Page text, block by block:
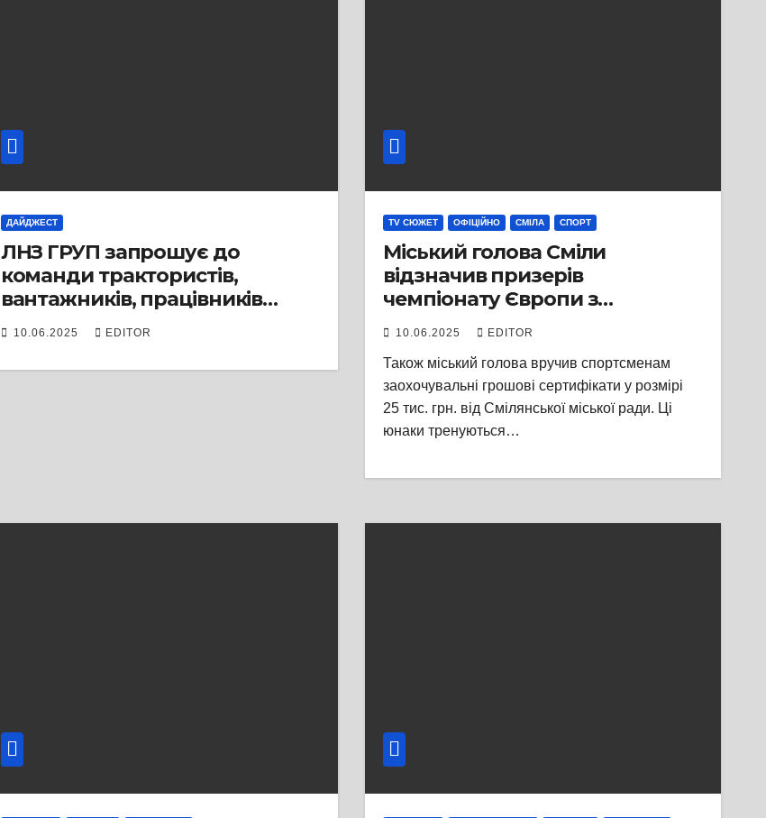
ДАЙДЖЕСТ
ЛНЗ ГРУП запрошує до
команди трактористів,
вантажників, працівників
загального профілю. Тел. 067-
472-72-36
10.06.2025 EDITOR
TV СЮЖЕТ ОФІЦІЙНО СМІЛА СПОРТ
Міський голова Сміли
відзначив призерів
чемпіонату Європи з
таеквондо — Максима
Тищенка, Івана Саражу та
Влада Сінельнікова,
вихованців спортивного клубу
«Top Team»
10.06.2025 EDITOR
Також міський голова вручив спортсменам
заохочувальні грошові сертифікати у розмірі
25 тис. грн. від Смілянської міської ради. Ці
юнаки тренуються…